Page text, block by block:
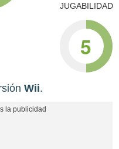
JUGABILIDAD
5
Wii.